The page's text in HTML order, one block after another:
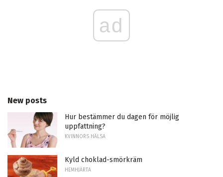
ad
New posts
Hur bestämmer du dagen för möjlig
uppfattning?
KVINNORS HÄLSA
Kyld choklad-smörkräm
HEMHJÄRTA